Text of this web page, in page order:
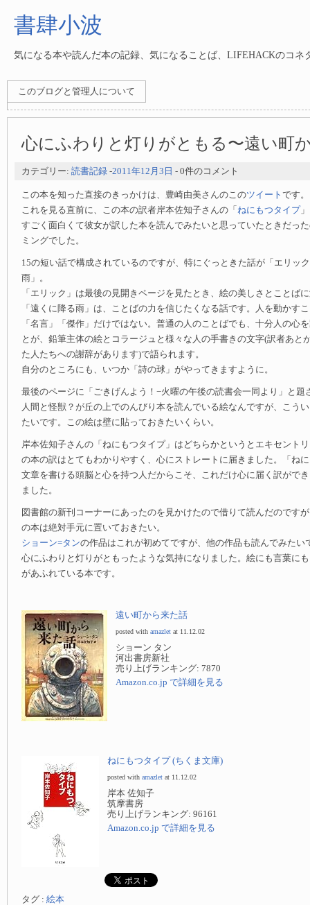
書肆小波
気になる本や読んだ本の記録、気になることば、LIFEHACKのコネ
このブログと管理人について
心にふわりと灯りがともる〜遠い町
カテゴリー: 読書記録 -2011年12月3日 - 0件のコメント
この本を知った直接のきっかけは、豊崎由美さんのこのツイート です。
これを見る直前に、この本の訳者岸本佐知子さんの「 ねにもつタイプ
すごく面白くて彼女が訳した本を読んでみたいと思っていたときだっ
ミングでした。
15の短い話で構成されているのですが、特にぐっときた話が「エリッ
雨」。
「エリック」は最後の見開きページを見たとき、絵の美しさとことば
「遠くに降る雨」は、ことばの力を信じたくなる話です。人を動かす
「名言」「傑作」だけではない。普通の人のことばでも、十分人の心
とが、鉛筆主体の絵とコラージュと様々な人の手書きの文字(訳者あと
た人たちへの謝辞があります)で語られます。
自分のところにも、いつか「詩の球」がやってきますように。
最後のページに「ごきげんよう！−火曜の午後の読書会一同より」と題
人間と怪獣？が丘の上でのんびり本を読んでいる絵なんですが、こう
たいです。この絵は壁に貼っておきたいくらい。
岸本佐知子さんの「ねにもつタイプ」はどちらかというとエキセント
の本の訳はとてもわかりやすく、心にストレートに届きました。「ね
文章を書ける頭脳と心を持つ人だからこそ、これだけ心に届く訳がで
ました。
図書館の新刊コーナーにあったのを見かけたので借りて読んだのです
の本は絶対手元に置いておきたい。
ショーン=タンの作品はこれが初めてですが、他の作品も読んでみたい
心にふわりと灯りがともったような気持になりました。絵にも言葉に
があふれている本です。
遠い町から来た話
posted with amazlet at 11.12.02
ショーン タン
河出書房新社
売り上げランキング: 7870
Amazon.co.jp で詳細を見る
ねにもつタイプ (ちくま文庫)
posted with amazlet at 11.12.02
岸本 佐知子
筑摩書房
売り上げランキング: 96161
Amazon.co.jp で詳細を見る
タグ : 絵本